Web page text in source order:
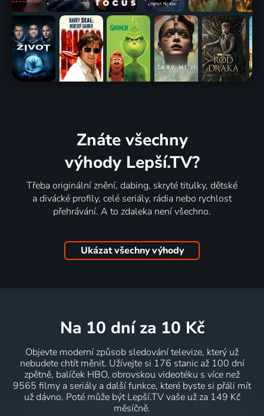
Znáte všechny
výhody Lepší.TV?
Třeba originální znění, dabing, skryté titulky, dětské
a divácké profily, celé seriály, rádia nebo rychlost
přehrávání. A to zdaleka není všechno.
Ukázat všechny výhody
na 10 dní za 10 Kč
Objevte moderní způsob sledování televize, který už
nebudete chtít měnit. Užívejte si 176 stanic až 100 dní
zpětně, balíček HBO, obrovskou videotéku s více než
9565 filmy a seriály a další funkce, které byste si přáli mít
už dávno. Poté může být Lepší.TV vaše už za 149 Kč
měsíčně.